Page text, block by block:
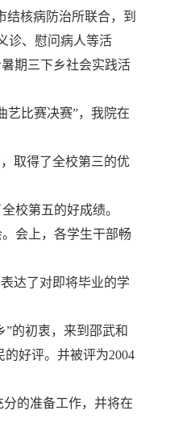
核病防治所联合，到
诊、慰问病人等活
期三下乡社会实践活
艺比赛决赛”，我院在
取得了全校第三的优
校第五的好成绩。
会上，各学生干部畅
达了对即将毕业的学
”的初衷，来到邵武和
好评。并被评为2004
的准备工作，并将在